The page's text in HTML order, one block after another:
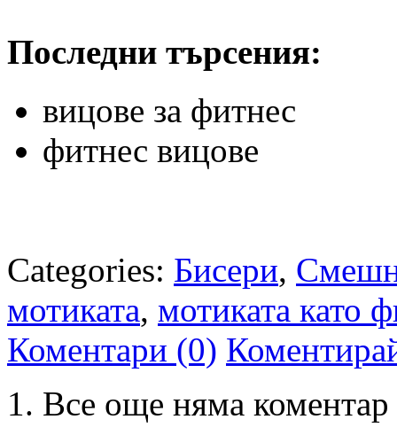
Последни търсения:
вицове за фитнес
фитнес вицове
Categories: Бисери,
мотиката, мотиката като
Коментари (0)
Все още няма коментар